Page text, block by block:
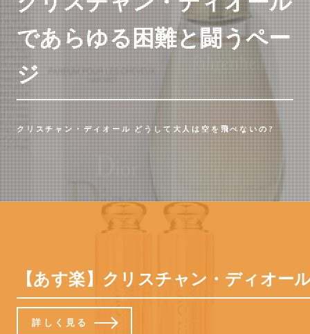
であらゆる困難と闘うペー
ジ
クリスチャン・ディオール どうして大人は空を飛べないの?
【あす楽】クリスチャン・ディオ
詳しく見る